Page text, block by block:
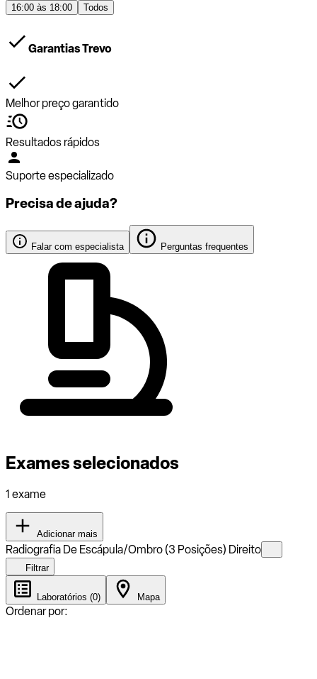
16:00 às 18:00
Todos
Garantias Trevo
Melhor preço garantido
Resultados rápidos
Suporte especializado
Precisa de ajuda?
Falar com especialista Perguntas frequentes
Exames selecionados
1 exame
Adicionar mais
Radiografia De Escápula/Ombro (3 Posições) Direito
Filtrar
Laboratórios (0) Mapa
Ordenar por: